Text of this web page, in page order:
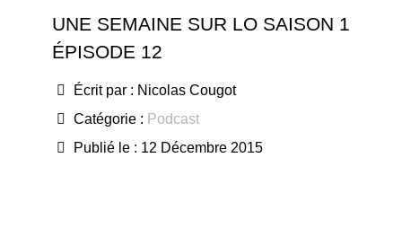
UNE SEMAINE SUR LO SAISON 1
ÉPISODE 12
Écrit par : Nicolas Cougot
Catégorie : Podcast
Publié le : 12 Décembre 2015